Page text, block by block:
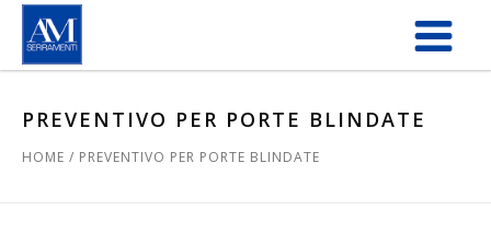
Salta al contenuto principale
PREVENTIVO PER PORTE BLINDATE
HOME / PREVENTIVO PER PORTE BLINDATE